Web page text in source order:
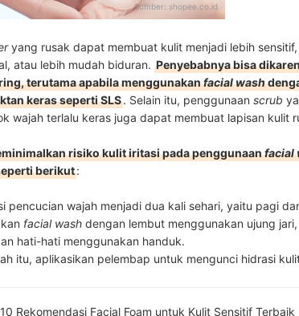
Sumber: shopee.co.id
yang rusak dapat membuat kulit menjadi lebih
atau lebih mudah biduran. Penyebabnya bisa
terutama apabila menggunakanfacial wash
keras seperti SLS. Selain itu, penggunaan scrub
wajah terlalu keras juga dapat membuat lapisan kulit
risiko kulit iritasi pada penggunaanfacial
berikut:
pencucian wajah menjadi dua kali sehari, yaitu pagi
facial wash dengan lembut menggunakan ujung
hati-hati menggunakan handuk.
itu, aplikasikan pelembap untuk mengunci hidrasi
10 Rekomendasi Facial Foam untuk Kulit Sensitif Terbaik [Ditinjau Dokter Kulit] (Terbaru Tahun